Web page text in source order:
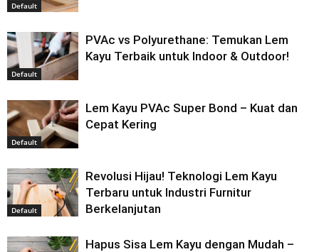
Default
Default
PVAc vs Polyurethane: Temukan Lem
Kayu Terbaik untuk Indoor & Outdoor!
Default
Lem Kayu PVAc Super Bond – Kuat dan
Cepat Kering
Default
Revolusi Hijau! Teknologi Lem Kayu
Terbaru untuk Industri Furnitur
Berkelanjutan
Hapus Sisa Lem Kayu dengan Mudah –